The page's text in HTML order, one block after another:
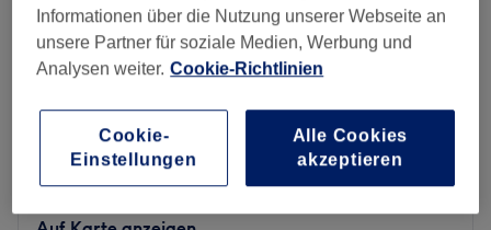
Sage Ade zu den lästigen Härchen! Im Salon Bebien
Professional Waxing & More in Frankfurt, Sachsenhausen
wird effizient mit Wachs jedes Haar entdeckt und
längerfristig entfernt.
Nächste öffentliche Verkehrsmittel:
Nur wenige Schritte entfernt befindet sich der Schweizer
Estétika Kinga
272 Bewertungen
Informationen über die Nutzung unserer Webseite an
unsere Partner für soziale Medien, Werbung und
Analysen weiter. Cookie-Richtlinien
Cookie-
Einstellungen
Alle Cookies
akzeptieren